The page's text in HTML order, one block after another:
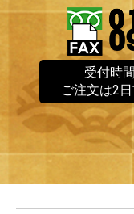
受付時
ご注文は2